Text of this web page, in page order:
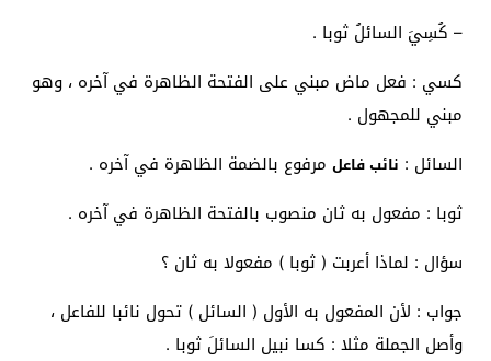
– كُسِيَ السائلُ ثوبا .
كسي : فعل ماض مبني على الفتحة الظاهرة في آخره ، وهو
مبني للمجهول .
السائل : نائب فاعل مرفوع بالضمة الظاهرة في آخره .
ثوبا : مفعول به ثان منصوب بالفتحة الظاهرة في آخره .
سؤال : لماذا أعربت ( ثوبا ) مفعولا به ثان ؟
جواب : لأن المفعول به الأول ( السائل ) تحول نائبا للفاعل ،
وأصل الجملة مثلا : كسا نبيل السائلَ ثوبا .